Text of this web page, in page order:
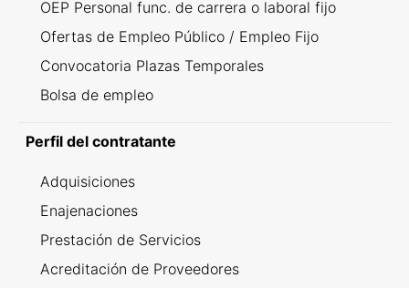
OEP Personal func. de carrera o laboral fijo
Ofertas de Empleo Público / Empleo Fijo
Convocatoria Plazas Temporales
Bolsa de empleo
Perfil del contratante
Adquisiciones
Enajenaciones
Prestación de Servicios
Acreditación de Proveedores